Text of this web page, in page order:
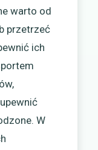
warto od
przetrzeć
ich
W